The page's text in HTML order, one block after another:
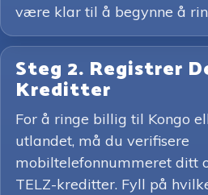
være klar til å begynne å
Steg 2. Registrer
Kreditter
For å ringe billig til Kongo
utlandet, må du verifisere
mobiltelefonnummeret ditt
TELZ-kreditter. Fyll på